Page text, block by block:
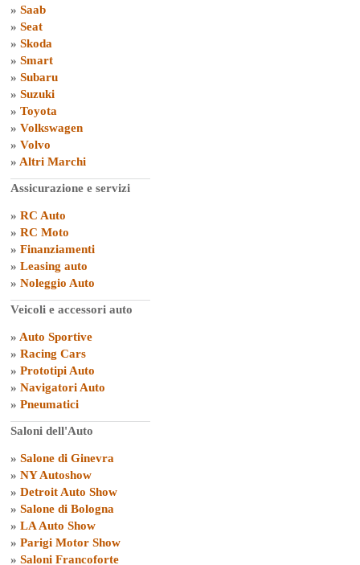
» Saab
» Seat
» Skoda
» Smart
» Subaru
» Suzuki
» Toyota
» Volkswagen
» Volvo
» Altri Marchi
Assicurazione e servizi
» RC Auto
» RC Moto
» Finanziamenti
» Leasing auto
» Noleggio Auto
Veicoli e accessori auto
» Auto Sportive
» Racing Cars
» Prototipi Auto
» Navigatori Auto
» Pneumatici
Saloni dell'Auto
» Salone di Ginevra
» NY Autoshow
» Detroit Auto Show
» Salone di Bologna
» LA Auto Show
» Parigi Motor Show
» Saloni Francoforte